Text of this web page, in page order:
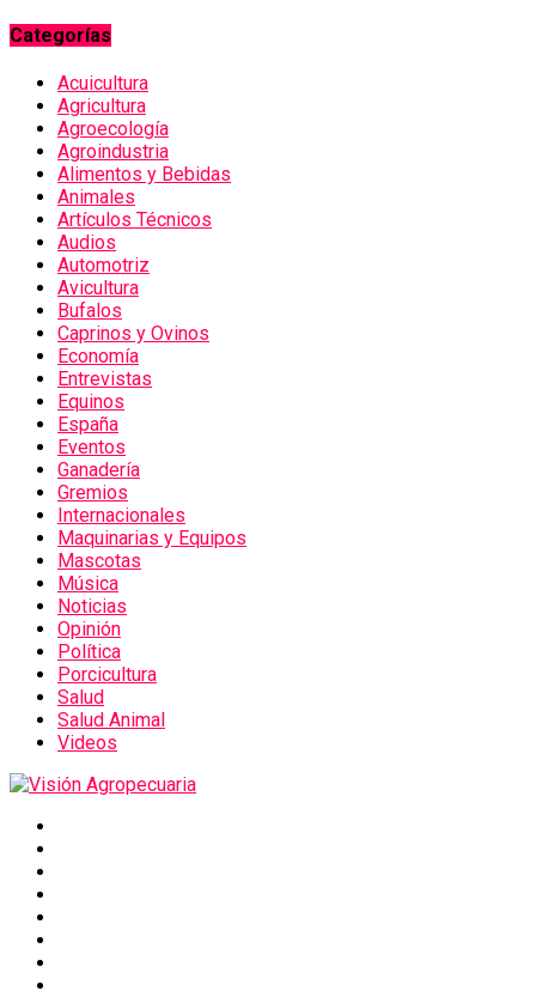
Categorías
Acuicultura
Agricultura
Agroecología
Agroindustria
Alimentos y Bebidas
Animales
Artículos Técnicos
Audios
Automotriz
Avicultura
Bufalos
Caprinos y Ovinos
Economía
Entrevistas
Equinos
España
Eventos
Ganadería
Gremios
Internacionales
Maquinarias y Equipos
Mascotas
Música
Noticias
Opinión
Política
Porcicultura
Salud
Salud Animal
Videos